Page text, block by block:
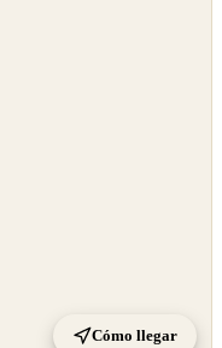
Cómo llegar